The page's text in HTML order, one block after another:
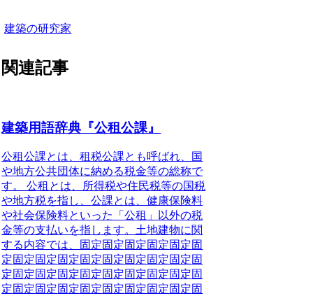
建築の研究家
関連記事
建築用語辞典『公租公課』
公租公課とは 、租税公課とも呼ばれ、国
や地方公共団体に納める税金等の総称で
す。公租とは 、所得税や住民税等の国税
や地方税を指し、公課とは 、健康保険料
や社会保険料といった「公租」以外の税
金等の支払いを指します。土地建物に関
する内容では、固定固定固定固定固定固
定固定固定固定固定固定固定固定固定固
定固定固定固定固定固定固定固定固定固
定固定固定固定固定固定固定固定固定固